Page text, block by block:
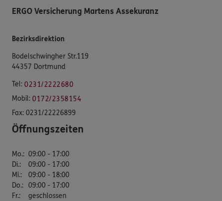
ERGO Versicherung Martens Assekuranz
Bezirksdirektion
Bodelschwingher Str.119
44357 Dortmund
Tel: 0231/2222680
Mobil: 0172/2358154
Fax: 0231/22226899
Öffnungszeiten
Mo.: 09:00 - 17:00
Di.:
09:00 - 17:00
Mi.:
09:00 - 18:00
Do.: 09:00 - 17:00
Fr.:
geschlossen